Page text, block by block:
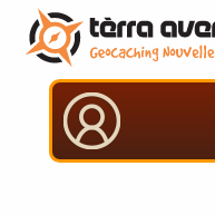
Overslaan
naar
Aller
menu
principal
Aller
pied